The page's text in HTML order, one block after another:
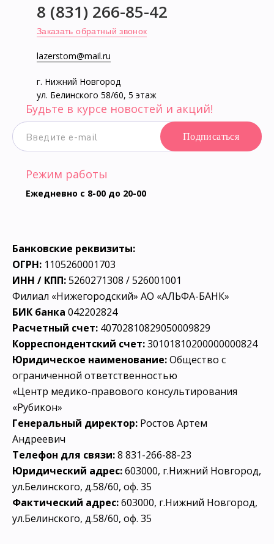
8 (831) 266-85-42
Заказать обратный звонок
lazerstom@mail.ru
г. Нижний Новгород
ул. Белинского 58/60, 5 этаж
Будьте в курсе новостей и акций!
Подписаться
Режим работы
Ежедневно с 8-00 до 20-00
Банковские реквизиты:
ОГРН: 1105260001703
ИНН / КПП:5260271308 / 526001001
Филиал «Нижегородский» АО «АЛЬФА-БАНК»
БИК банка 042202824
Расчетный счет: 40702810829050009829
Корреспондентский счет:30101810200000000824
Юридическое наименование:Общество с
ограниченной ответственностью
«Центр медико-правового консультирования
«Рубикон»
Генеральный директор: Ростов Артем
Андреевич
Телефон для связи:8 831-266-88-23
Юридический адрес:603000, г.Нижний Новгород,
ул.Белинского, д.58/60, оф. 35
Фактический адрес:603000, г.Нижний Новгород,
ул.Белинского, д.58/60, оф. 35